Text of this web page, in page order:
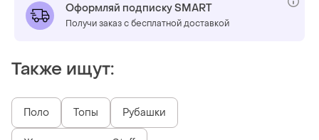
Оформляй подписку SMART
Получи заказ с бесплатной доставкой
Также ищут:
Поло Топы Рубашки